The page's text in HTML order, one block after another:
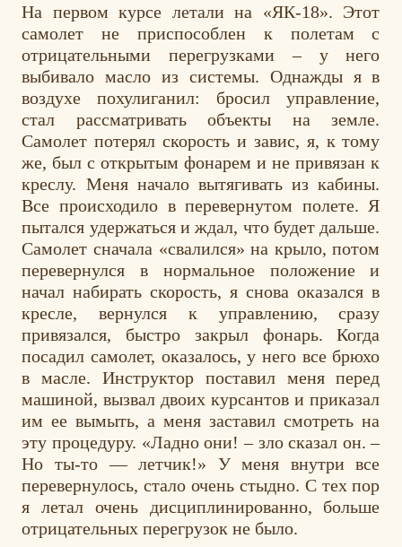
На первом курсе летали на «ЯК-18». Этот
самолет не приспособлен к полетам с
отрицательными перегрузками – у него
выбивало масло из системы. Однажды я в
воздухе похулиганил: бросил управление,
стал рассматривать объекты на земле.
Самолет потерял скорость и завис, я, к тому
же, был с открытым фонарем и не привязан к
креслу. Меня начало вытягивать из кабины.
Все происходило в перевернутом полете. Я
пытался удержаться и ждал, что будет дальше.
Самолет сначала «свалился» на крыло, потом
перевернулся в нормальное положение и
начал набирать скорость, я снова оказался в
кресле, вернулся к управлению, сразу
привязался, быстро закрыл фонарь. Когда
посадил самолет, оказалось, у него все брюхо
в масле. Инструктор поставил меня перед
машиной, вызвал двоих курсантов и приказал
им ее вымыть, а меня заставил смотреть на
эту процедуру. «Ладно они! – зло сказал он. –
Но ты-то — летчик!» У меня внутри все
перевернулось, стало очень стыдно. С тех пор
я летал очень дисциплинированно, больше
отрицательных перегрузок не было.